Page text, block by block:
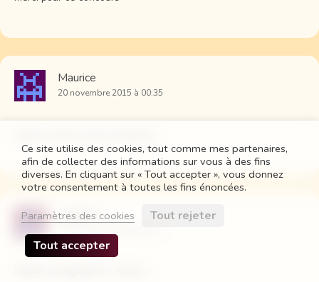
Maurice
20 novembre 2015 à 00:35
Jocelyne
Ce site utilise des cookies, tout comme mes partenaires,
afin de collecter des informations sur vous à des fins
diverses. En cliquant sur « Tout accepter », vous donnez
votre consentement à toutes les fins énoncées.
Paramètres des cookies
Tout rejeter
Tout accepter